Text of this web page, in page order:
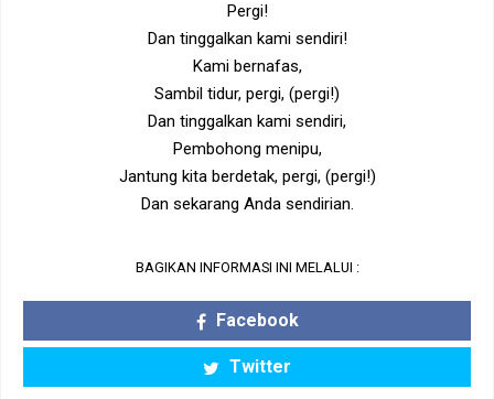
Pergi!
Dan tinggalkan kami sendiri!
Kami bernafas,
Sambil tidur, pergi, (pergi!)
Dan tinggalkan kami sendiri,
Pembohong menipu,
Jantung kita berdetak, pergi, (pergi!)
Dan sekarang Anda sendirian.
BAGIKAN INFORMASI INI MELALUI :
Facebook
Twitter